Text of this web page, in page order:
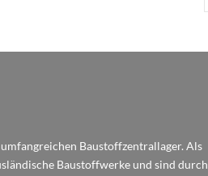
Baustoffzentrallager. Als
Baustoffwerke und sind durch